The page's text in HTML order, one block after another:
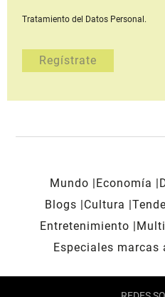
Tratamiento del Datos Personal.
Mundo Economía
Blogs
Cultura
Entretenimiento
Especiales marcas